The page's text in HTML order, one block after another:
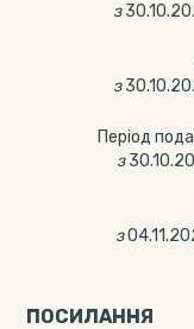
з
з
Період
з
з
ПОСИЛАННЯ